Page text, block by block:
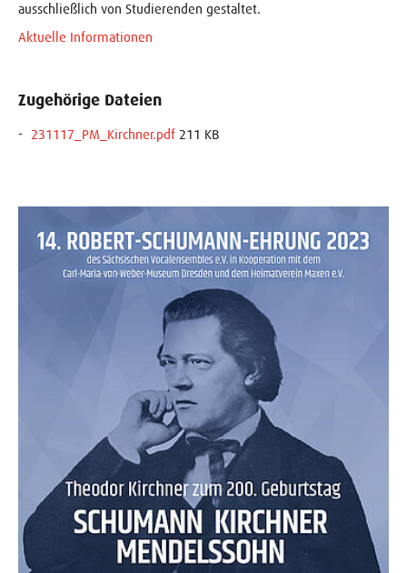
ausschließlich von Studierenden gestaltet.
Aktuelle Informationen
Zugehörige Dateien
231117_PM_Kirchner.pdf 211 KB